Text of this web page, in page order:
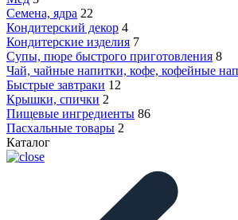
Семена, ядра 22
Кондитерский декор 4
Кондитерские изделия 7
Супы, пюре быстрого приготовления 8
Чай, чайные напитки, кофе, кофейные
Быстрые завтраки 12
Крышки, спички 2
Пищевые ингредиенты 86
Пасхальные товары 2
Каталог